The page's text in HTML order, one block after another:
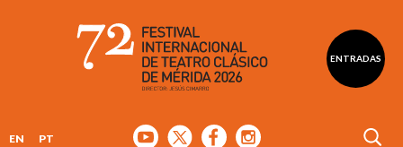
ENTRADAS
EN PT